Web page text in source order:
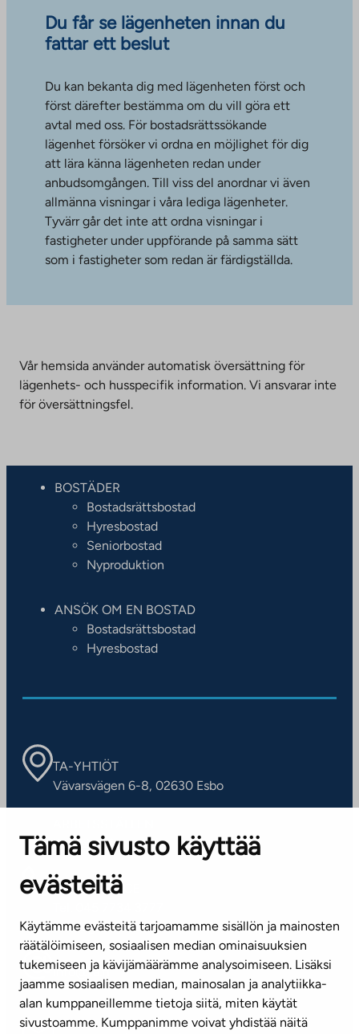
Tämä sivusto käyttää
evästeitä
Käytämme evästeitä tarjoamamme sisällön ja mainosten
räätälöimiseen, sosiaalisen median ominaisuuksien
tukemiseen ja kävijämäärämme analysoimiseen. Lisäksi
jaamme sosiaalisen median, mainosalan ja analytiikka-
alan kumppaneillemme tietoja siitä, miten käytät
sivustoamme. Kumppanimme voivat yhdistää näitä
Du får se lägenheten innan du
fattar ett beslut
Du kan bekanta dig med lägenheten först och
först därefter bestämma om du vill göra ett
avtal med oss. För bostadsrättssökande
lägenhet försöker vi ordna en möjlighet för dig
att lära känna lägenheten redan under
anbudsomgången. Till viss del anordnar vi även
allmänna visningar i våra lediga lägenheter.
Tyvärr går det inte att ordna visningar i
fastigheter under uppförande på samma sätt
som i fastigheter som redan är färdigställda.
Vår hemsida använder automatisk översättning för
lägenhets- och husspecifik information. Vi ansvarar inte
för översättningsfel.
BOSTÄDER
Bostadsrättsbostad
Hyresbostad
Seniorbostad
Nyproduktion
ANSÖK OM EN BOSTAD
Bostadsrättsbostad
Hyresbostad
TA-YHTIÖT
Vävarsvägen 6-8, 02630 Esbo
Kontaktinformation
KUNDSERVICE
(vardagar kl. 8–16)
info@ta.fi